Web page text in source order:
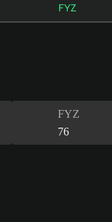
FYZ
FYZ
76